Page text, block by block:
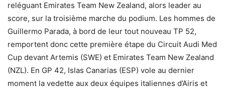
reléguant Emirates Team New Zealand, alors leader au
score, sur la troisième marche du podium. Les hommes de
Guillermo Parada, à bord de leur tout nouveau TP 52,
remportent donc cette première étape du Circuit Audi Med
Cup devant Artemis (SWE) et Emirates Team New Zealand
(NZL). En GP 42, Islas Canarias (ESP) vole au dernier
moment la vedette aux deux équipes italiennes d’Airis et